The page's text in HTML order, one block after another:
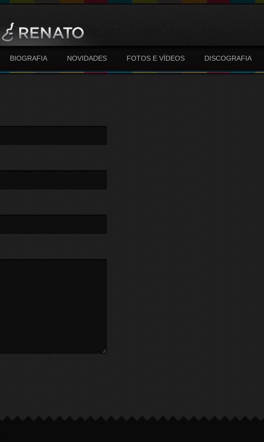
BIOGRAFIA NOVIDADES FOTOS E VÍDEOS DISCOGRAFIA